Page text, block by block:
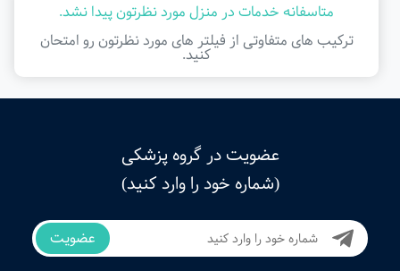
متاسفانه خدمات در منزل مورد نظرتون پیدا نشد.
ترکیب های متفاوتی از فیلتر ‌های مورد نظرتون رو امتحان
کنید.
عضویت در گروه پزشکی
(شماره خود را وارد کنید)
عضویت